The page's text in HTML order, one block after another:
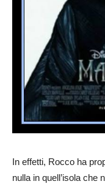
In effetti, Rocco ha
nulla in quell’isola che